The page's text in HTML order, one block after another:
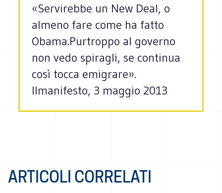
«Servirebbe un New Deal, o
almeno fare come ha fatto
Obama.Purtroppo al governo
non vedo spiragli, se continua
così tocca emigrare».
Ilmanifesto, 3 maggio 2013
ARTICOLI CORRELATI